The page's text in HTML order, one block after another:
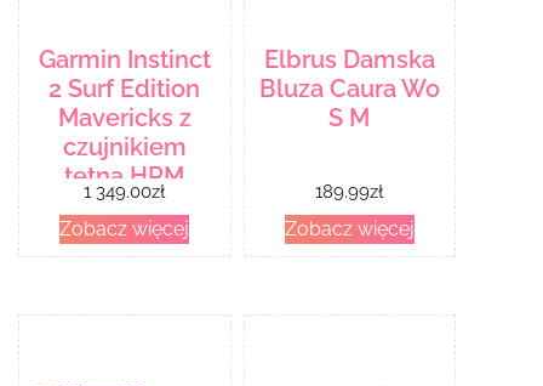
Garmin Instinct
2 Surf Edition
Mavericks z
czujnikiem
tętna HRM
Elevate
liminkowy /
niebieskoszary
(100262602)
1 349.00zł
Zobacz więcej
Elbrus Damska
Bluza Caura Wo
S M
189.99zł
Zobacz więcej